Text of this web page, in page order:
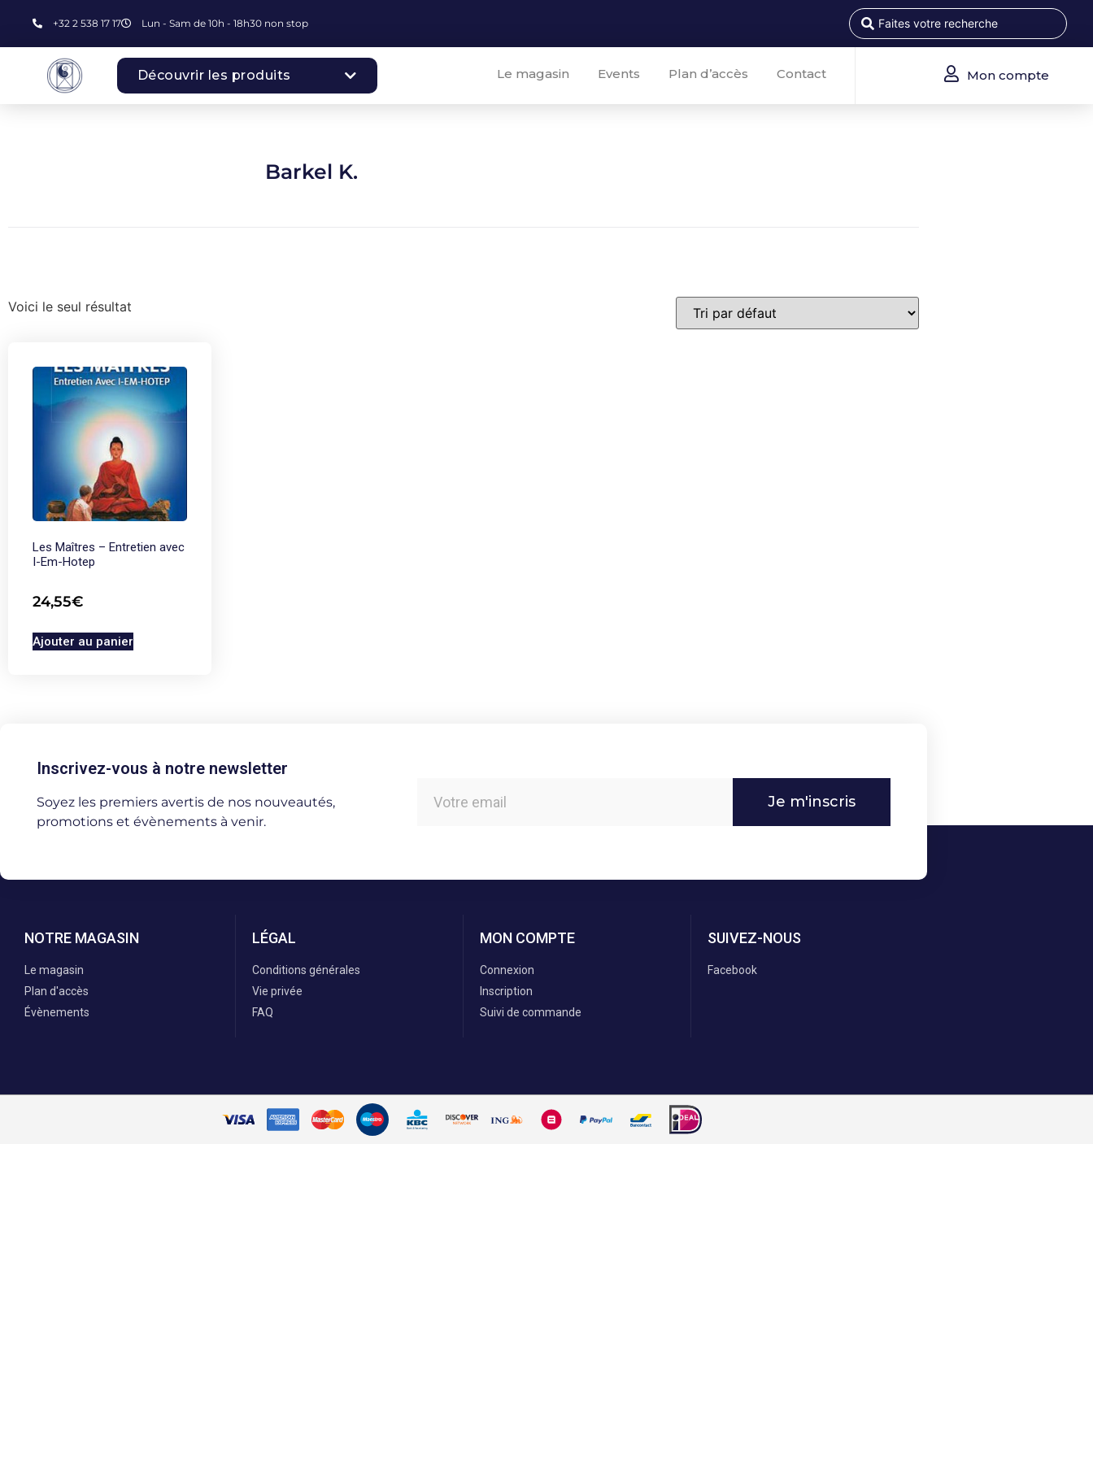
+32 2 538 17 17 Lun - Sam de 10h - 18h30 non stop
Découvrir les produits Le magasin Events Plan d’accès Contact Mon compte
Barkel K.
Voici le seul résultat
Les Maîtres – Entretien avec
I-Em-Hotep
24,55€
Ajouter au panier
Inscrivez-vous à notre newsletter
Soyez les premiers avertis de nos nouveautés,
promotions et évènements à venir.
Je m'inscris
NOTRE MAGASIN
Le magasin
Plan d'accès
Évènements
LÉGAL
Conditions générales
Vie privée
FAQ
MON COMPTE
Connexion
Inscription
Suivi de commande
SUIVEZ-NOUS
Facebook